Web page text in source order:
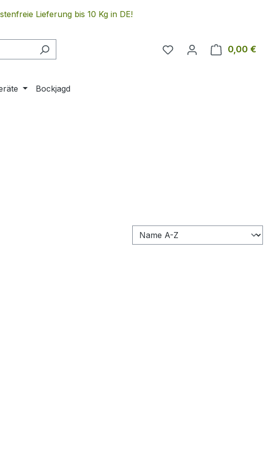
Lieferung bis 10 Kg in DE!
Du hast 0 Produkte auf
0,00 €
Bockjagd